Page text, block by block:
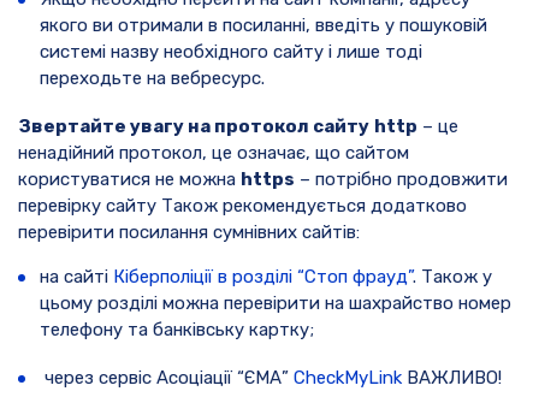
якого ви отримали в посиланні, введіть у пошуковій
системі назву необхідного сайту і лише тоді
переходьте на вебресурс.
Звертайте увагу на протокол сайту http – це
ненадійний протокол, це означає, що сайтом
користуватися не можна https – потрібно продовжити
перевірку сайту Також рекомендується додатково
перевірити посилання сумнівних сайтів:
на сайті Кіберполіції в розділі “Стоп фрауд”. Також у
цьому розділі можна перевірити на шахрайство номер
телефону та банківську картку;
через сервіс Асоціації “ЄМА” CheckMyLink ВАЖЛИВО!